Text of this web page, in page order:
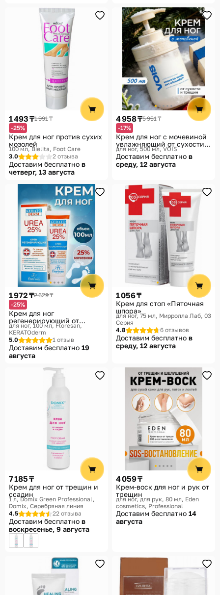
1 493 ₸1 991 ₸
-25%
Крем для ног против сухих
мозолей
100 мл Bielita, Foot Care
3.0
2 отзыва
Доставим бесплатно в
четверг, 13 августа
4 958 ₸5 951 ₸
-17%
Крем для ног с мочевиной
увлажняющий от сухости и
трещин
для ног, 500 мл VOIS
Доставим бесплатно в
среду, 12 августа
1 972 ₸2 629 ₸
-25%
Крем для ног
регенерирующий от
трещин, мозолей,
натоптышей и гусиной
кожи «UREA 25%»
для ног, 100 мл Floresan,
КЕRАТОderm
5.0
1 отзыв
Доставим бесплатно 19
августа
1 056 ₸
Крем для стоп «Пяточная
шпора»
для ног, 75 мл Мирролла Лаб, 03
Серия
4.8
6 отзывов
Доставим бесплатно в
среду, 12 августа
7 185 ₸
Крем для ног от трещин и
ссадин
1 л Domix Green Professional,
Domix, Серебряная линия
4.5
22 отзыва
Доставим бесплатно в
воскресенье, 9 августа
4 059 ₸
Крем-воск для ног и рук от
трещин
для ног, для рук, 80 мл Eden
cosmetics, Professional
Доставим бесплатно 14
августа